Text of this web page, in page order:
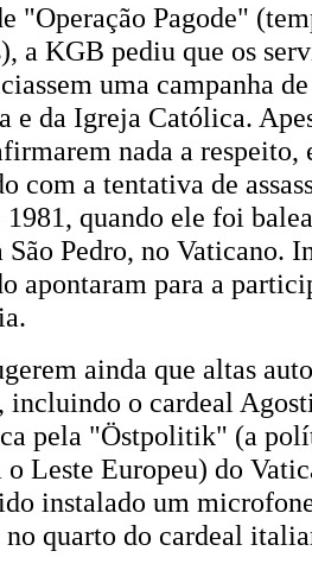
"Operação Pagode"
a KGB pediu que os
uma campanha
e da Igreja Católica.
nada a respeito,
com a tentativa de
1981, quando ele foi
Pedro, no Vaticano.
apontaram para a
ainda que altas
incluindo o cardeal
pela "Östpolitik" (a
Leste Europeu) do
instalado um
no quarto do cardeal